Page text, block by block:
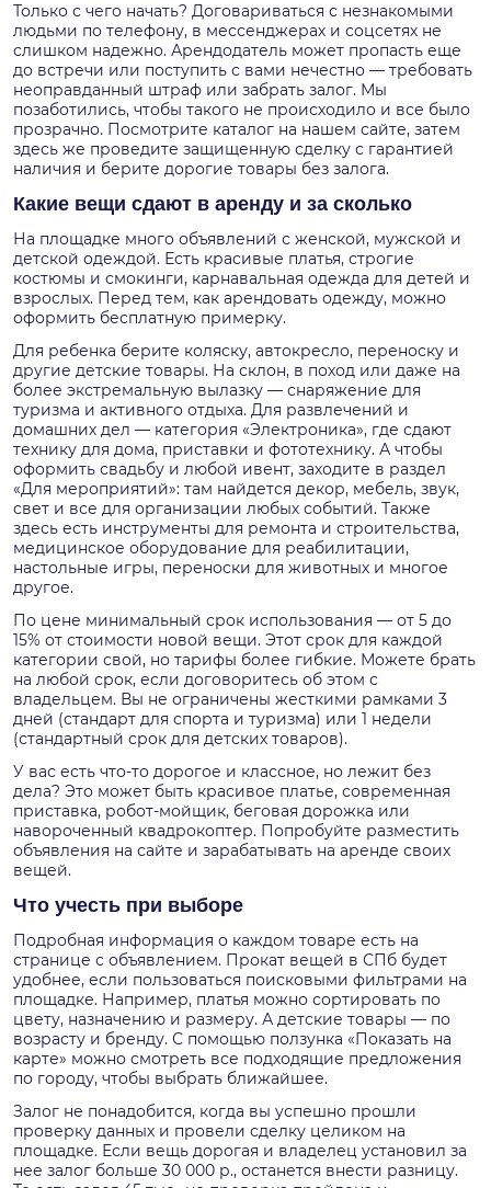
Только с чего начать? Договариваться с незнакомыми
людьми по телефону, в мессенджерах и соцсетях не
слишком надежно. Арендодатель может пропасть еще
до встречи или поступить с вами нечестно — требовать
неоправданный штраф или забрать залог. Мы
позаботились, чтобы такого не происходило и все было
прозрачно. Посмотрите каталог на нашем сайте, затем
здесь же проведите защищенную сделку с гарантией
наличия и берите дорогие товары без залога.
Какие вещи сдают в аренду и за сколько
На площадке много объявлений с женской, мужской и
детской одеждой. Есть красивые платья, строгие
костюмы и смокинги, карнавальная одежда для детей и
взрослых. Перед тем, как арендовать одежду, можно
оформить бесплатную примерку.
Для ребенка берите коляску, автокресло, переноску и
другие детские товары. На склон, в поход или даже на
более экстремальную вылазку — снаряжение для
туризма и активного отдыха. Для развлечений и
домашних дел — категория «Электроника», где сдают
технику для дома, приставки и фототехнику. А чтобы
оформить свадьбу и любой ивент, заходите в раздел
«Для мероприятий»: там найдется декор, мебель, звук,
свет и все для организации любых событий. Также
здесь есть инструменты для ремонта и строительства,
медицинское оборудование для реабилитации,
настольные игры, переноски для животных и многое
другое.
По цене минимальный срок использования — от 5 до
15% от стоимости новой вещи. Этот срок для каждой
категории свой, но тарифы более гибкие. Можете брать
на любой срок, если договоритесь об этом с
владельцем. Вы не ограничены жесткими рамками 3
дней (стандарт для спорта и туризма) или 1 недели
(стандартный срок для детских товаров).
У вас есть что-то дорогое и классное, но лежит без
дела? Это может быть красивое платье, современная
приставка, робот-мойщик, беговая дорожка или
навороченный квадрокоптер. Попробуйте разместить
объявления на сайте и зарабатывать на аренде своих
вещей.
Что учесть при выборе
Подробная информация о каждом товаре есть на
странице с объявлением. Прокат вещей в СПб будет
удобнее, если пользоваться поисковыми фильтрами на
площадке. Например, платья можно сортировать по
цвету, назначению и размеру. А детские товары — по
возрасту и бренду. С помощью ползунка «Показать на
карте» можно смотреть все подходящие предложения
по городу, чтобы выбрать ближайшее.
Залог не понадобится, когда вы успешно прошли
проверку данных и провели сделку целиком на
площадке. Если вещь дорогая и владелец установил за
нее залог больше 30 000 р., останется внести разницу.